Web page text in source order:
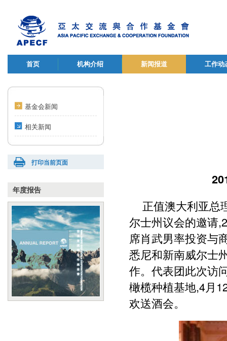
首页 机构介绍 新闻报道 工作动
基金会新闻
相关新闻
打印当前页面
年度报告
正值澳大利亚总
尔士州议会的邀请
席肖武男率投资与
悉尼和新南威尔士
作。代表团此次访
橄榄种植基地,4月
欢送酒会。